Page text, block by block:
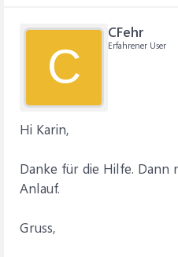
C
CFehr
Erfahrener User
Hi Karin,
Danke für die Hilfe. Dann
Anlauf.
Gruss,